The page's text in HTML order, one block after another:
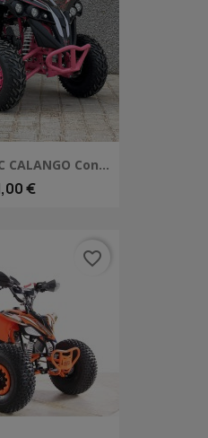
CALANGO Con...
€
favorite_border